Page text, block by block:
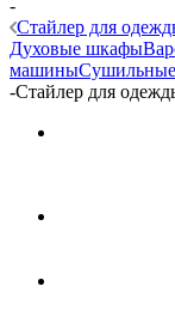
-
Стайлер для
Духовые шкафы
машины
-Стайлер для